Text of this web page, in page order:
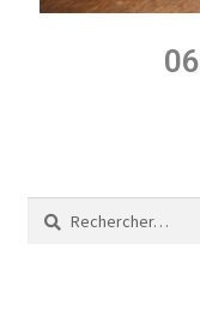
Page
Validation